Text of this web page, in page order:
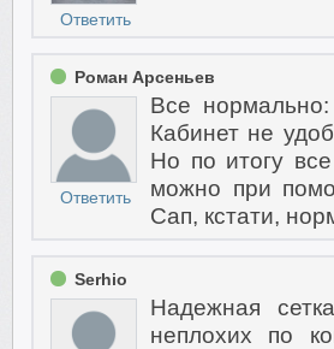
Ответить
Роман Арсеньев
Ответить
Все
Кабинет не
Но по итогу
можно при
Сап, кстати,
Serhio
Надежная
неплохих по